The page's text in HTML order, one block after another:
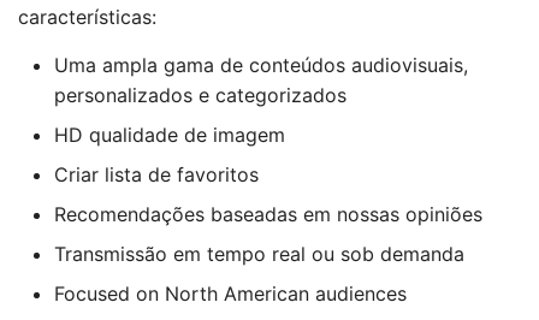
características:
Uma ampla gama de conteúdos audiovisuais,
personalizados e categorizados
HD qualidade de imagem
Criar lista de favoritos
Recomendações baseadas em nossas opiniões
Transmissão em tempo real ou sob demanda
Focused on North American audiences